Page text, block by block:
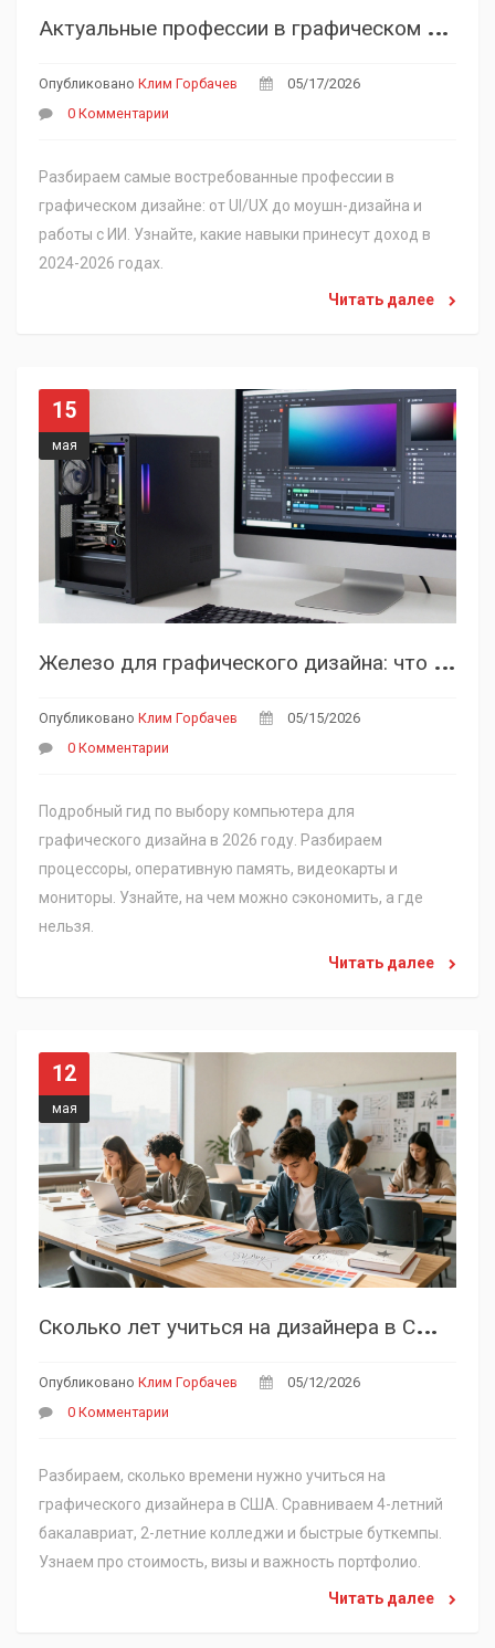
А
ктуальные профессии в графическом дизайне: тренды 2024-2026 годов
Опубликовано Клим Горбачев
05/17/2026
0 Комментарии
Разбираем самые востребованные профессии в
графическом дизайне: от UI/UX до моушн-дизайна и
работы с ИИ. Узнайте, какие навыки принесут доход в
2024-2026 годах.
Читать далее
15
мая
Ж
елезо для графического дизайна: что важно в компьютере и на что не стоит тратить деньги
Опубликовано Клим Горбачев
05/15/2026
0 Комментарии
Подробный гид по выбору компьютера для
графического дизайна в 2026 году. Разбираем
процессоры, оперативную память, видеокарты и
мониторы. Узнайте, на чем можно сэкономить, а где
нельзя.
Читать далее
12
мая
С
колько лет учиться на дизайнера в США: сроки обучения, стоимость и путь к карьере
Опубликовано Клим Горбачев
05/12/2026
0 Комментарии
Разбираем, сколько времени нужно учиться на
графического дизайнера в США. Сравниваем 4-летний
бакалавриат, 2-летние колледжи и быстрые буткемпы.
Узнаем про стоимость, визы и важность портфолио.
Читать далее